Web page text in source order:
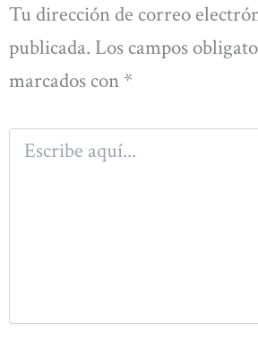
Tu dirección de correo
publicada. Los campos
marcados con *
aquí...